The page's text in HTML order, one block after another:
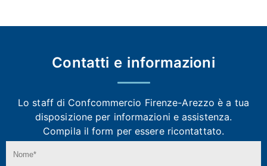
Contatti e informazioni
Lo staff di Confcommercio Firenze-Arezzoè a tua
disposizione per informazioni e assistenza.
Compila il form per essere ricontattato.